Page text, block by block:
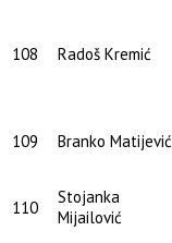
108 Radoš Kremić
109 Branko Matijević
110
Stojanka
Mijailović